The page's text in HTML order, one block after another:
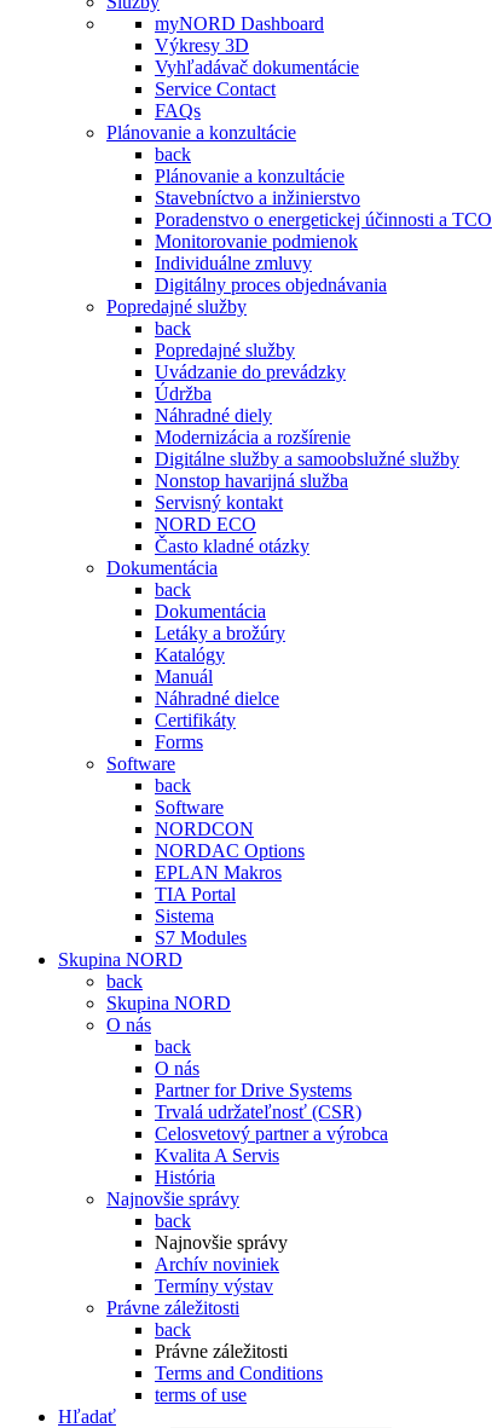
myNORD Dashboard
Výkresy 3D
Vyhľadávač dokumentácie
Service Contact
FAQs
Plánovanie a konzultácie
back
Plánovanie a konzultácie
Stavebníctvo a inžinierstvo
Poradenstvo o energetickej účinnosti a TCO
Monitorovanie podmienok
Individuálne zmluvy
Digitálny proces objednávania
Popredajné služby
back
Popredajné služby
Uvádzanie do prevádzky
Údržba
Náhradné diely
Modernizácia a rozšírenie
Digitálne služby a samoobslužné služby
Nonstop havarijná služba
Servisný kontakt
NORD ECO
Často kladné otázky
Dokumentácia
back
Dokumentácia
Letáky a brožúry
Katalógy
Manuál
Náhradné dielce
Certifikáty
Forms
Software
back
Software
NORDCON
NORDAC Options
EPLAN Makros
TIA Portal
Sistema
S7 Modules
Skupina NORD
back
Skupina NORD
O nás
back
O nás
Partner for Drive Systems
Trvalá udržateľnosť (CSR)
Celosvetový partner a výrobca
Kvalita A Servis
História
Najnovšie správy
back
Najnovšie správy
Archív noviniek
Termíny výstav
Právne záležitosti
back
Právne záležitosti
Terms and Conditions
terms of use
Hľadať